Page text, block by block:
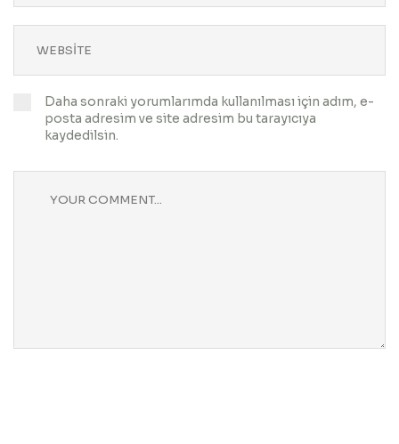
Daha sonraki yorumlarımda kullanılması için adım, e-
posta adresim ve site adresim bu tarayıcıya
kaydedilsin.